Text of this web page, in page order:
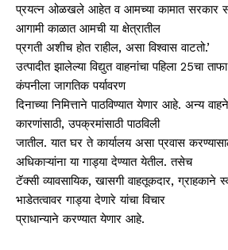
प्रयत्न ओळखले आहेत व आमच्या कामात सरकार
आगामी काळात आमची या क्षेत्रातील
प्रगती अशीच होत राहील, असा विश्वास वाटतो.’
उत्पादीत झालेल्या विद्युत वाहनांचा पहिला 25चा
कंपनीला जागतिक पर्यावरण
दिनाच्या निमित्ताने पाठविण्यात येणार आहे. अन्य
कारणांसाठी, उपक्रमांसाठी पाठविली
जातील. यात घर ते कार्यालय असा प्रवास
अधिकाऱ्यांना या गाड्या देण्यात येतील. तसेच
टॅक्सी व्यावसायिक, खासगी वाहतूकदार, ग्राहकाने
भाडेतत्वावर गाड्या देणारे यांचा विचार
प्राधान्याने करण्यात येणार आहे.